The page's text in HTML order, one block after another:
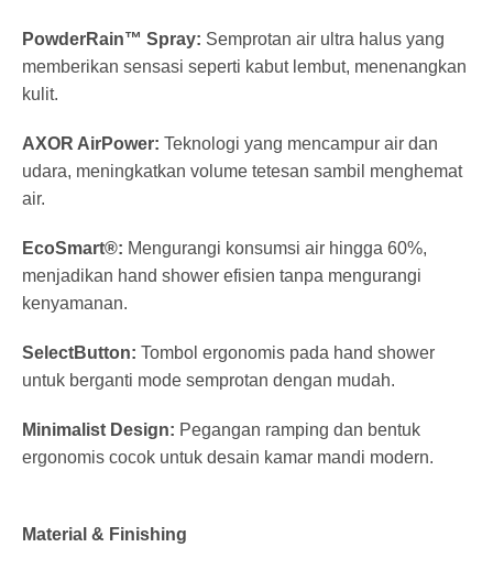
PowderRain™ Spray: Semprotan air ultra halus yang
memberikan sensasi seperti kabut lembut, menenangkan
kulit.
AXOR AirPower: Teknologi yang mencampur air dan
udara, meningkatkan volume tetesan sambil menghemat
air.
EcoSmart®: Mengurangi konsumsi air hingga 60%,
menjadikan hand shower efisien tanpa mengurangi
kenyamanan.
SelectButton: Tombol ergonomis pada hand shower
untuk berganti mode semprotan dengan mudah.
Minimalist Design: Pegangan ramping dan bentuk
ergonomis cocok untuk desain kamar mandi modern.
Material & Finishing